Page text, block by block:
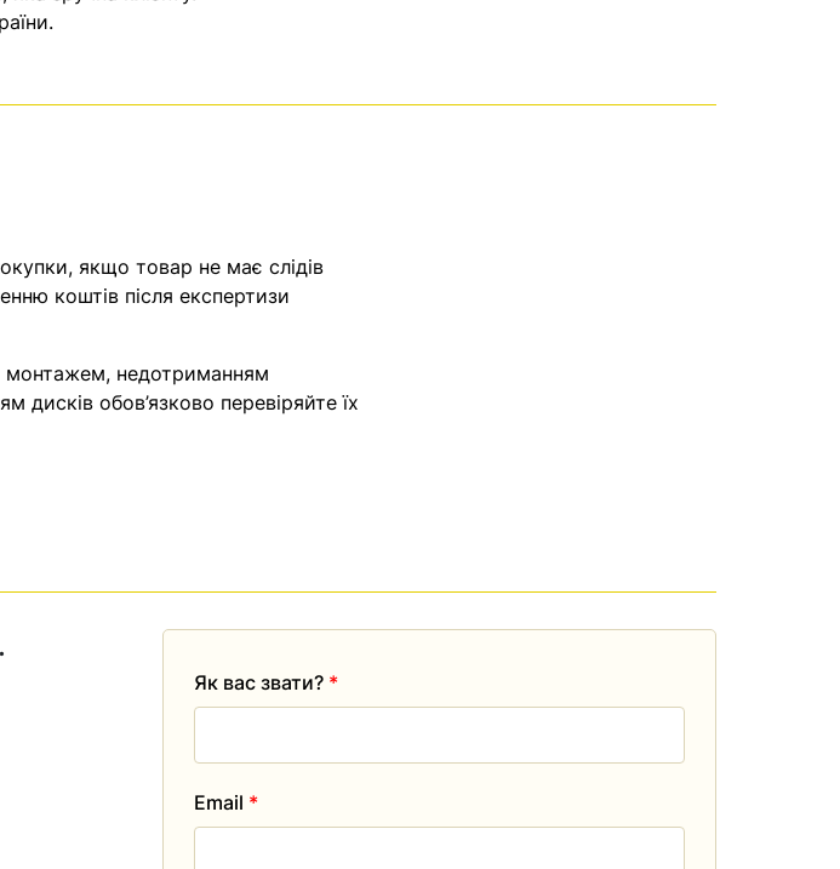
якщо товар не має слідів
коштів після експертизи
монтажем, недотриманням
дисків обов’язково перевіряйте їх
Як вас звати? *
Email *